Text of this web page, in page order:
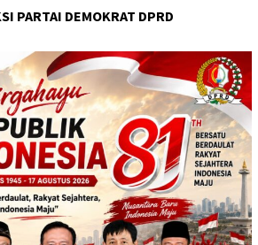
PARTAI DEMOKRAT DPRD